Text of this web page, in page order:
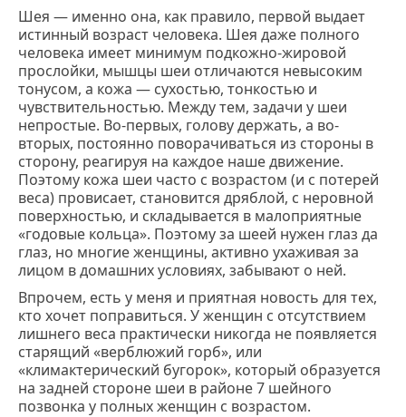
Шея ― именно она, как правило, первой выдает
истинный возраст человека. Шея даже полного
человека имеет минимум подкожно-жировой
прослойки, мышцы шеи отличаются невысоким
тонусом, а кожа ― сухостью, тонкостью и
чувствительностью. Между тем, задачи у шеи
непростые. Во-первых, голову держать, а во-
вторых, постоянно поворачиваться из стороны в
сторону, реагируя на каждое наше движение.
Поэтому кожа шеи часто с возрастом (и с потерей
веса) провисает, становится дряблой, с неровной
поверхностью, и складывается в малоприятные
«годовые кольца». Поэтому за шеей нужен глаз да
глаз, но многие женщины, активно ухаживая за
лицом в домашних условиях, забывают о ней.
Впрочем, есть у меня и приятная новость для тех,
кто хочет поправиться. У женщин с отсутствием
лишнего веса практически никогда не появляется
старящий «верблюжий горб», или
«климактерический бугорок», который образуется
на задней стороне шеи в районе 7 шейного
позвонка у полных женщин с возрастом.